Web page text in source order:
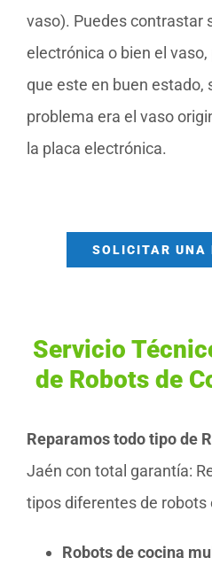
vaso). Puedes contrastar
electrónica o bien el
que este en buen estado,
problema era el vaso
la placa electrónica.
SOLICITAR UNA
Servicio
de Robots de
Reparamos todo tipo de
Jaén con total garantía:
tipos diferentes de robots
Robots de cocina